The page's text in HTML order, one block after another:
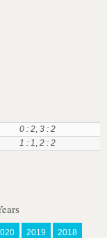
0 : 2, 3 : 2
1 : 1, 2 : 2
2019 2018